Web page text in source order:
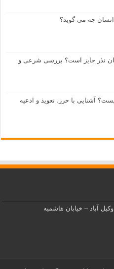
چه می گوید؟
مکان نذر جایز است؟ بررسی شرعی و
آشنایی با حرز، تعویذ و ادعیه
آباد – خیابان هاشمیه